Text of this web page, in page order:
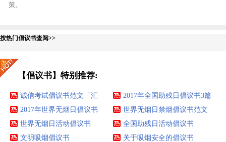
策。
按热门倡议书查阅>>
【倡议书】特别推荐:
诚信考试倡议书范文「汇
总」
2017年全国助残日倡议书3篇
2017年世界无烟日倡议书
世界无烟日禁烟倡议书范文
世界无烟日活动倡议书
全国助残日活动倡议书
文明吸烟倡议书
关于吸烟安全的倡议书